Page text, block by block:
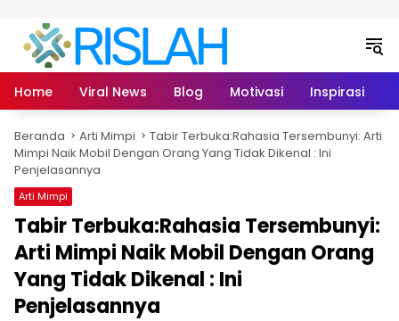
Home Viral News Blog Motivasi Inspirasi
Beranda Arti Mimpi
Tabir Terbuka:Rahasia Tersembunyi: Arti
Mimpi Naik Mobil Dengan Orang Yang Tidak Dikenal : Ini
Penjelasannya
Arti Mimpi
Tabir Terbuka:Rahasia Tersembunyi:
Arti Mimpi Naik Mobil Dengan Orang
Yang Tidak Dikenal : Ini
Penjelasannya